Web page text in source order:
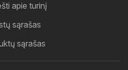
apie turinį
sąrašas
sąrašas